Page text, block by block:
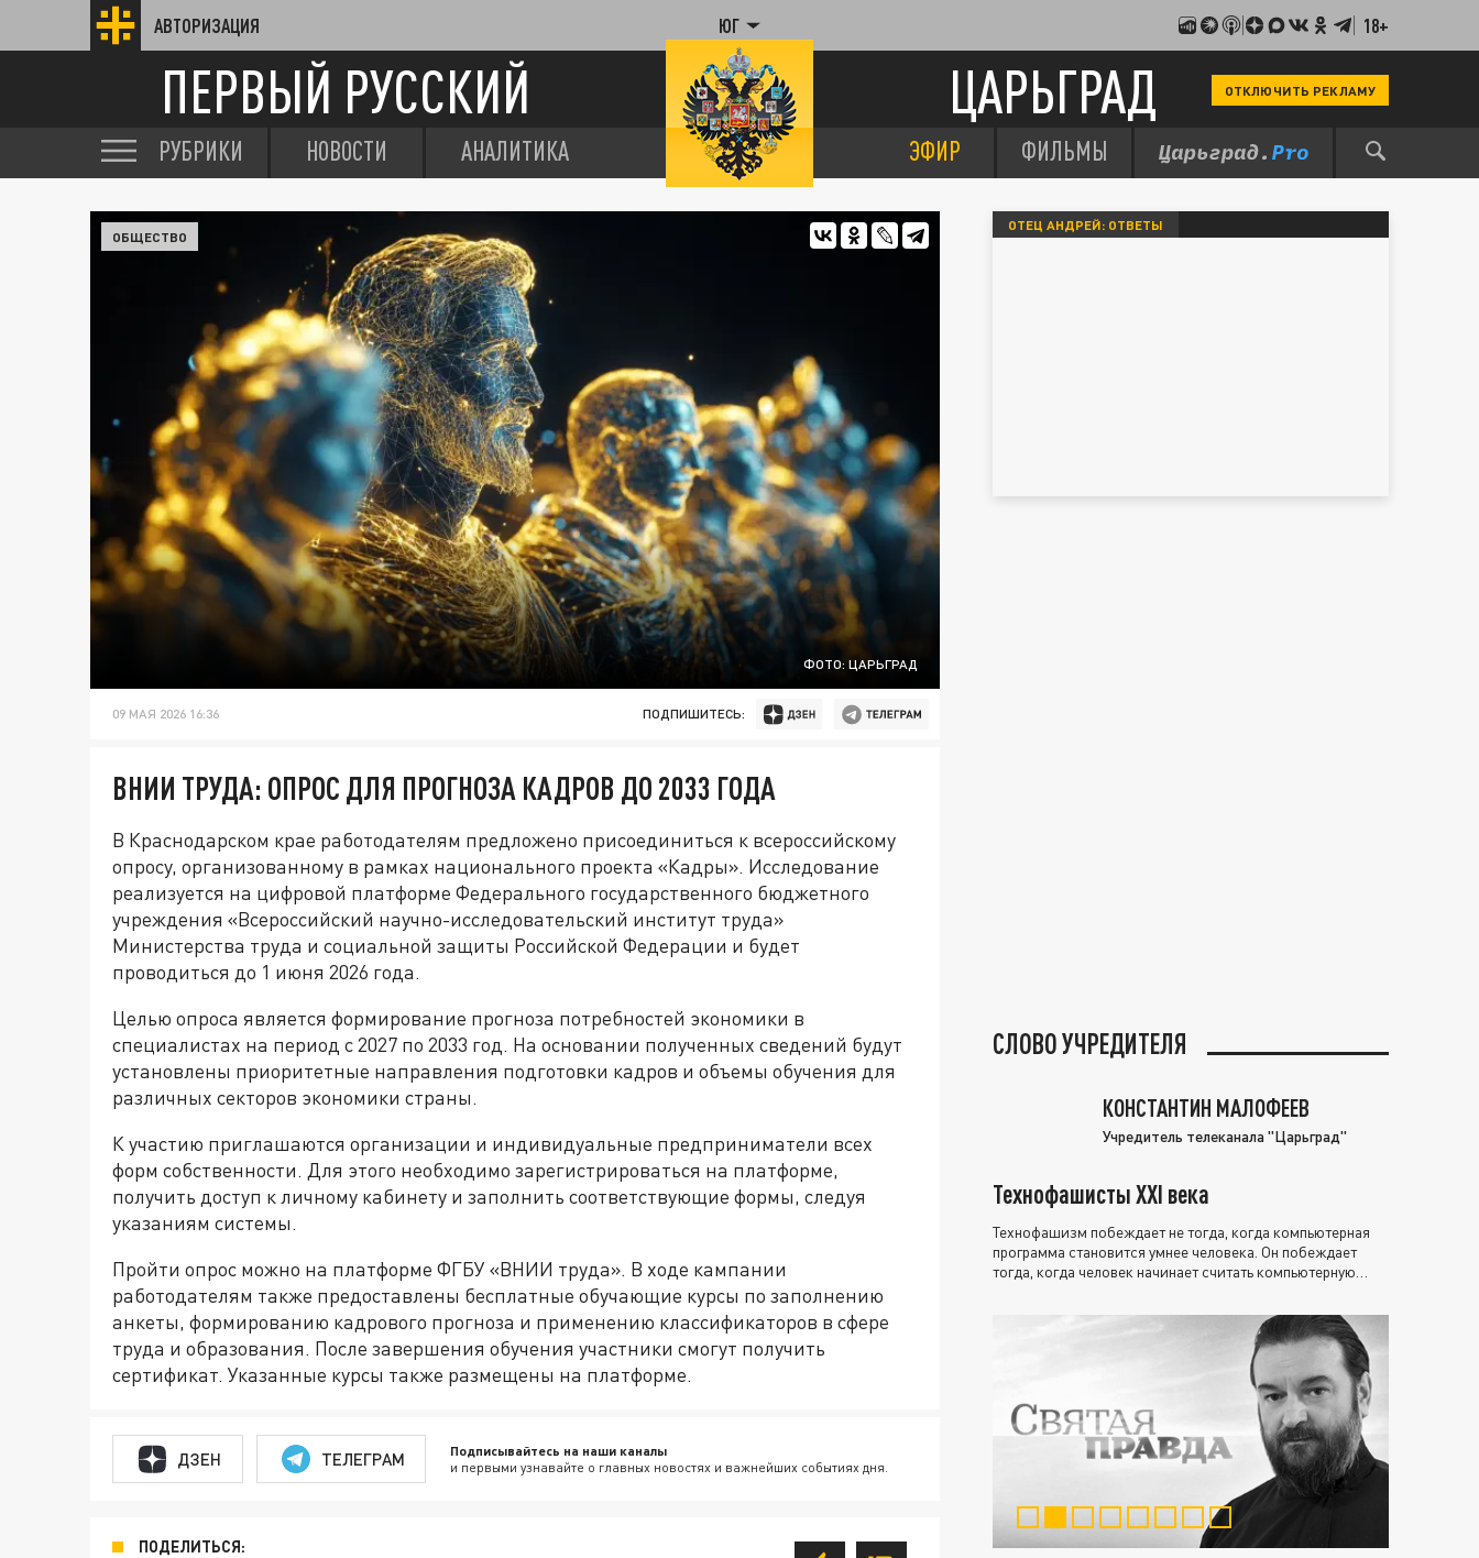
АВТОРИЗАЦИЯ ЮГ 18+
ПЕРВЫЙ РУССКИЙ ЦАРЬГРАД ОТКЛЮЧИТЬ РЕКЛАМУ
РУБРИКИ НОВОСТИ АНАЛИТИКА ЭФИР ФИЛЬМЫ
ФОТО: ЦАРЬГРАД
ОБЩЕСТВО
09 МАЯ 2026 16:36 ПОДПИШИТЕСЬ:
ВНИИ ТРУДА: ОПРОС ДЛЯ ПРОГНОЗА КАДРОВ ДО 2033 ГОДА
В Краснодарском крае работодателям предложено присоединиться к всероссийскому
опросу, организованному в рамках национального проекта «Кадры». Исследование
реализуется на цифровой платформе Федерального государственного бюджетного
учреждения «Всероссийский научно-исследовательский институт труда»
Министерства труда и социальной защиты Российской Федерации и будет
проводиться до 1 июня 2026 года.
Целью опроса является формирование прогноза потребностей экономики в
специалистах на период с 2027 по 2033 год. На основании полученных сведений будут
установлены приоритетные направления подготовки кадров и объемы обучения для
различных секторов экономики страны.
К участию приглашаются организации и индивидуальные предприниматели всех
форм собственности. Для этого необходимо зарегистрироваться на платформе,
получить доступ к личному кабинету и заполнить соответствующие формы, следуя
указаниям системы.
Пройти опрос можно на платформе ФГБУ «ВНИИ труда». В ходе кампании
работодателям также предоставлены бесплатные обучающие курсы по заполнению
анкеты, формированию кадрового прогноза и применению классификаторов в сфере
труда и образования. После завершения обучения участники смогут получить
сертификат. Указанные курсы также размещены на платформе.
ДЗЕН ТЕЛЕГРАМ Подписывайтесь на наши каналы
и первыми узнавайте о главных новостях и важнейших событиях дня.
ПОДЕЛИТЬСЯ:
ОТЕЦ АНДРЕЙ: ОТВЕТЫ
СЛОВО УЧРЕДИТЕЛЯ
КОНСТАНТИН МАЛОФЕЕВ
Учредитель телеканала "Царьград"
Технофашисты XXI века
Технофашизм побеждает не тогда, когда компьютерная
программа становится умнее человека. Он побеждает
тогда, когда человек начинает считать компьютерную